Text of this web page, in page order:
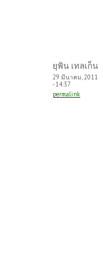
ยุพิน เทลเก็น
29 มีนาคม, 2011
- 14:37
permalink